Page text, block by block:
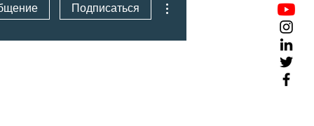
Подписаться